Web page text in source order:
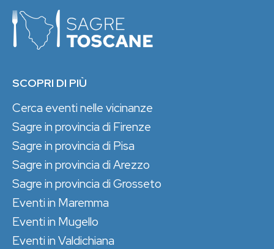
SCOPRI DI PIÙ
Cerca eventi nelle vicinanze
Sagre in provincia di Firenze
Sagre in provincia di Pisa
Sagre in provincia di Arezzo
Sagre in provincia di Grosseto
Eventi in Maremma
Eventi in Mugello
Eventi in Valdichiana